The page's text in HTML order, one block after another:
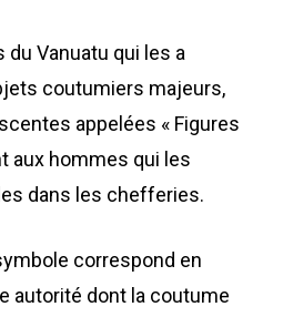
Vanuatu qui les a
coutumiers majeurs,
appelées « Figures
aux hommes qui les
dans les chefferies.
correspond en
autorité dont la coutume